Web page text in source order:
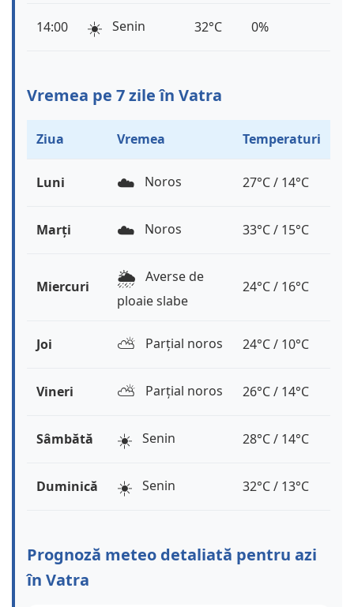
14:00 ☀️ Senin 32°C 0%
Vremea pe 7 zile în Vatra
Ziua Vremea Temperaturi
Luni ☁️ Noros 27°C / 14°C
Marți ☁️ Noros 33°C / 15°C
Miercuri 🌦️ Averse de
ploaie slabe
24°C / 16°C
Joi ⛅️ Parțial noros 24°C / 10°C
Vineri ⛅️ Parțial noros 26°C / 14°C
Sâmbătă ☀️ Senin 28°C / 14°C
Duminică ☀️ Senin 32°C / 13°C
Prognoză meteo detaliată pentru azi
în Vatra